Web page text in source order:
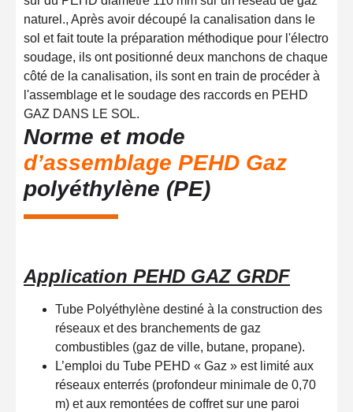
Norme et mode
d’assemblage PEHD Gaz
polyéthylène (PE)
Application PEHD GAZ GRDF
Tube Polyéthylène destiné à la construction des
réseaux et des branchements de gaz
combustibles (gaz de ville, butane, propane).
L’emploi du Tube PEHD « Gaz » est limité aux
réseaux enterrés (profondeur minimale de 0,70
m) et aux remontées de coffret sur une paroi